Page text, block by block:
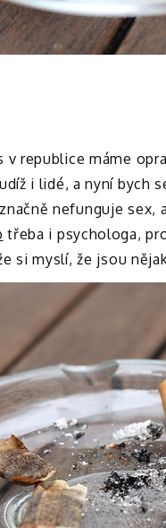
v republice máme
i lidé, a nyní bych
nefunguje
třeba i psychologa,
si myslí, že jsou